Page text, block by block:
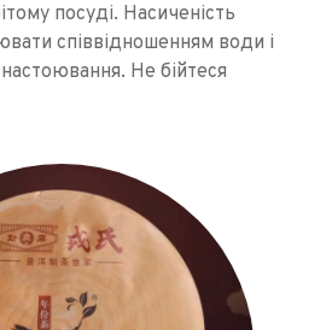
посуді. Насиченість
співвідношенням води і
Не бійтеся